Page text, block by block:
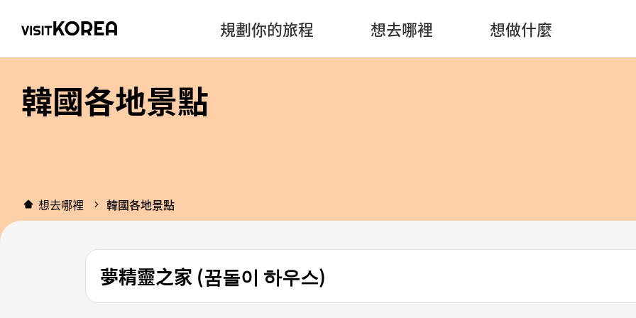
規劃你的旅程 想去哪裡 想做什麼
韓國各地景點
想去哪裡 韓國各地景點
夢精靈之家 (꿈돌이 하우스)